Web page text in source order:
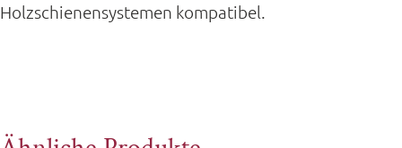
Holzschienensystemen kompatibel.